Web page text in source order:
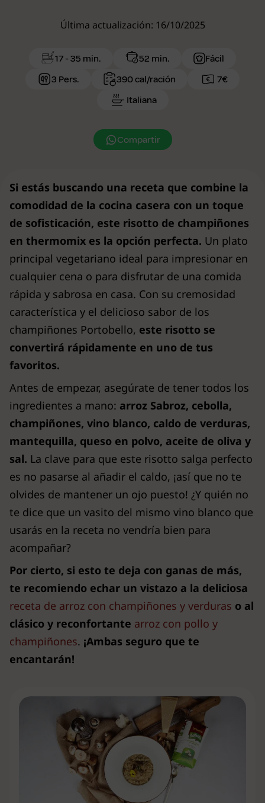
Última actualización: 16/10/2025
17 - 35 min. 52 min.
Fácil
3 Pers.
390 cal/ración
7€
Italiana
Compartir
Si estás buscando una receta que combine la
comodidad de la cocina casera con un toque
de sofisticación, este risotto de champiñones
en thermomix es la opción perfecta. Un plato
principal vegetariano ideal para impresionar en
cualquier cena o para disfrutar de una comida
rápida y sabrosa en casa. Con su cremosidad
característica y el delicioso sabor de los
champiñones Portobello, este risotto se
convertirá rápidamente en uno de tus
favoritos.
Antes de empezar, asegúrate de tener todos los
ingredientes a mano: arroz Sabroz, cebolla,
champiñones, vino blanco, caldo de verduras,
mantequilla, queso en polvo, aceite de oliva y
sal. La clave para que este risotto salga perfecto
es no pasarse al añadir el caldo, ¡así que no te
olvides de mantener un ojo puesto! ¿Y quién no
te dice que un vasito del mismo vino blanco que
usarás en la receta no vendría bien para
acompañar?
Por cierto, si esto te deja con ganas de más,
te recomiendo echar un vistazo a la deliciosa
receta de arroz con champiñones y verduras o al
clásico y reconfortante arroz con pollo y
champiñones. ¡Ambas seguro que te
encantarán!